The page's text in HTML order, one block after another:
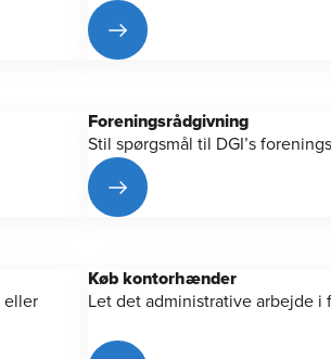
Forenings­rådgivning
Stil spørgsmål til DGI’s
eller
Køb kontorhænder
Let det administrative arbejde i